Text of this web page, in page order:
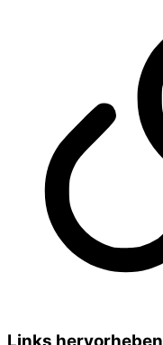
Links hervorheben